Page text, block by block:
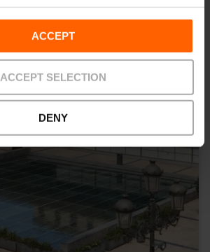
ACCEPT
ACCEPT SELECTION
DENY